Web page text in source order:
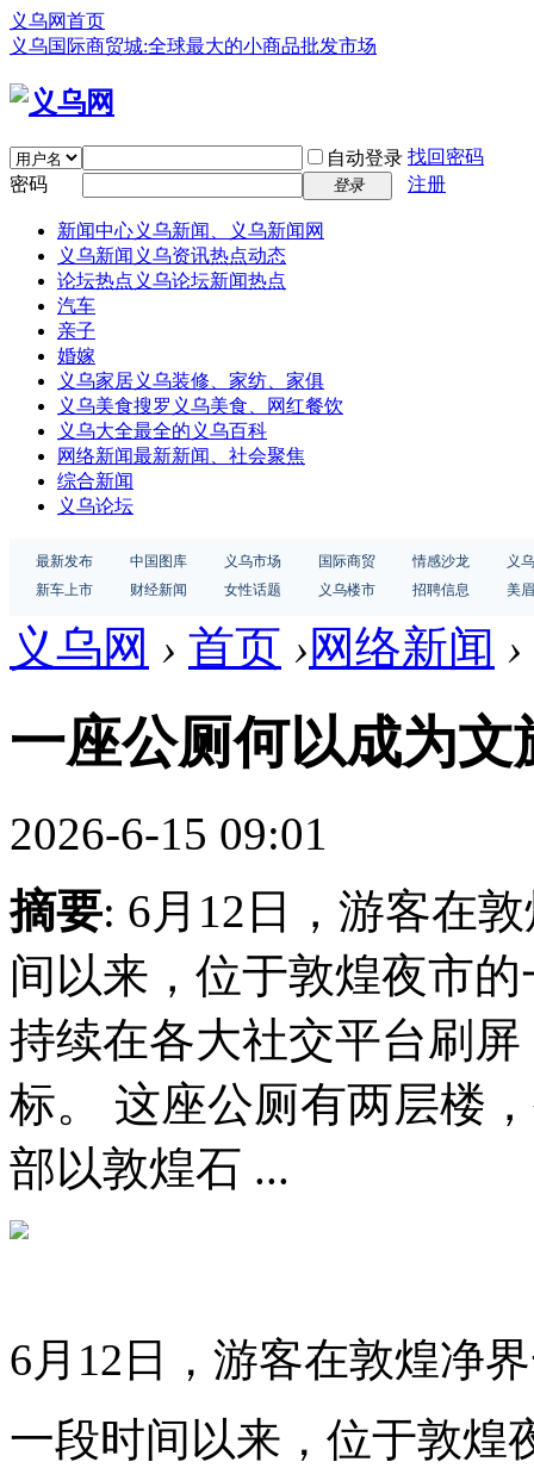
义乌网首页
义乌国际商贸城:全球最大的小商品批发市场
自动登录 找回密码
密码
登录 注册
新闻中心义乌新闻、义乌新闻网
义乌新闻 义乌资讯热点动态
论坛热点 义乌论坛新闻热点
汽车
亲子
婚嫁
义乌家居义乌装修、家纺、家俱
义乌美食搜罗义乌美食、网红餐饮
义乌大全最全的义乌百科
网络新闻最新新闻、社会聚焦
综合新闻
义乌论坛
最新发布 中国图库 义乌市场 国际商贸 情感沙龙
义
新车上市
财经新闻 女性话题 义乌楼市 招聘信息 美
义乌网 › 首页 ›网络新闻 ›
一座公厕何以成为文
2026-6-15 09:01
摘要: 6月12日，游客在
间以来，位于敦煌夜市
持续在各大社交平台刷
标。 这座公厕有两层楼
部以敦煌石 ...
6月12日，游客在敦煌净
一段时间以来，位于敦煌